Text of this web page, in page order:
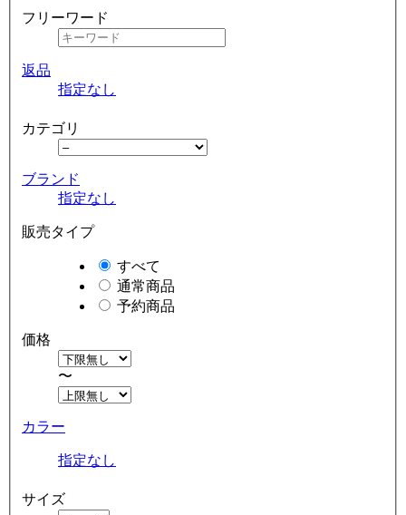
フリーワード
返品
指定なし
カテゴリ
ブランド
指定なし
販売タイプ
すべて
通常商品
予約商品
価格
〜
カラー
指定なし
サイズ